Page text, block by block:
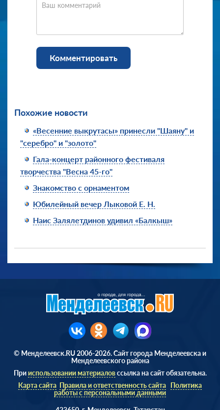
Ваш комментарий
Комментировать
Похожие новости
«Весенние выкрутасы» принесли "Шаяну" и
"серебро" и "золото"
Гала-концерт районного фестиваля
творчества "Весна 45-го"
Знакомство с орнаментом
Юбилейный вечер Лыковой Е. Н.
Наис Залялетдинов удивил «Балкыш»
© Менделеевск.RU 2006-2026. Сайт города Менделеевска и
Менделеевского района
Прииспользовании материаловссылка на сайт обязательна.
Карта сайта Правила и ответственность сайта Политика
работы с персональными данными